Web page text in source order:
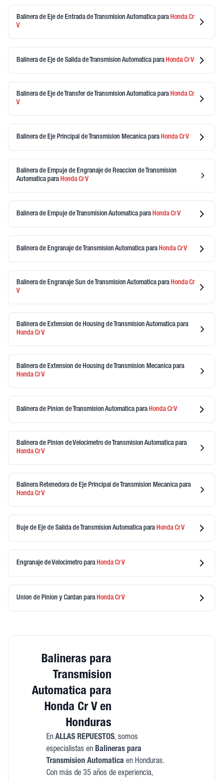
Balinera de Eje de Entrada de Transmision Automatica paraHondaCr
V
Balinera de Eje de Salida de Transmision Automaticapara HondaCr V
Balinera de Eje de Transfer de Transmision Automatica paraHondaCr
V
Balinera de Eje Principal de Transmision Mecanicapara HondaCr V
Balinera de Empuje de Engranaje de Reaccion de Transmision
Automatica paraHondaCr V
Balinera de Empuje de Transmision Automaticapara HondaCr V
Balinera de Engranaje de Transmision Automaticapara HondaCr V
Balinera de Engranaje Sun de Transmision Automatica paraHondaCr
V
Balinera de Extension de Housing de Transmision Automatica para
HondaCr V
Balinera de Extension de Housing de Transmision Mecanica para
HondaCr V
Balinera de Pinion de Transmision Automaticapara HondaCr V
Balinera de Pinion de Velocimetro de Transmision Automatica para
HondaCr V
Balinera Retenedora de Eje Principal de Transmision Mecanica para
HondaCr V
Buje de Eje de Salida de Transmision Automaticapara HondaCr V
Engranaje de Velocimetro para HondaCr V
Union de Pinion y Cardan para HondaCr V
Balineras para
Transmision
Automatica para
Honda Cr V en
Honduras
En ALLAS REPUESTOS, somos
especialistas en Balineras para
Transmision Automatica en Honduras.
Con más de 35 años de experiencia,